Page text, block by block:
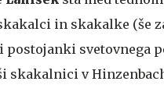
in skakalke (še
svetovnega
skakalnici v